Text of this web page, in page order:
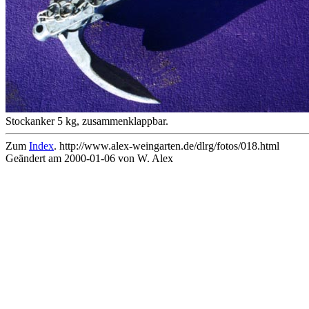
Stockanker 5 kg, zusammenklappbar.
Zum Index. http://www.alex-weingarten.de/dlrg/fotos/018.html
Geändert am 2000-01-06 von W. Alex